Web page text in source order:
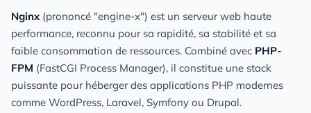
Nginx (prononcé "engine-x") est un serveur web haute
performance, reconnu pour sa rapidité, sa stabilité et sa
faible consommation de ressources. Combiné avec PHP-
FPM (FastCGI Process Manager), il constitue une stack
puissante pour héberger des applications PHP modernes
comme WordPress, Laravel, Symfony ou Drupal.